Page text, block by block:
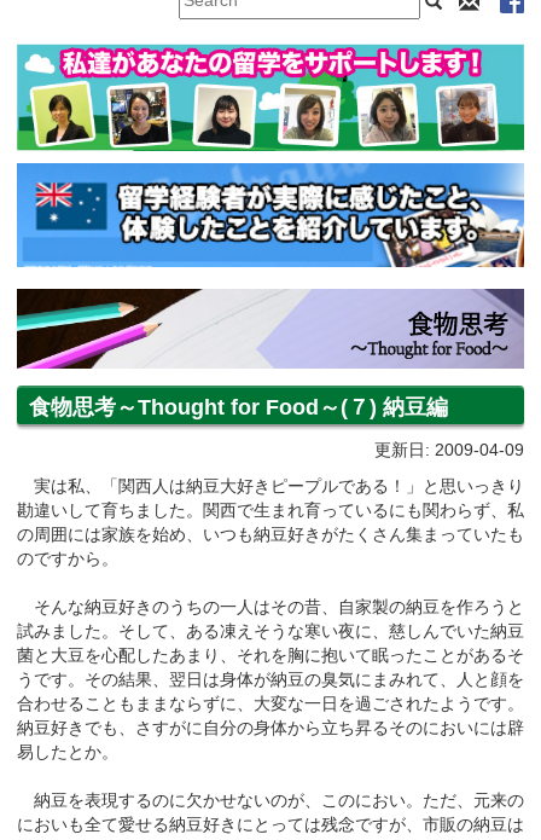
食物思考～Thought for Food～(７) 納豆編
更新日: 2009-04-09
実は私、「関西人は納豆大好きピープルである！」と思いっきり
勘違いして育ちました。関西で生まれ育っているにも関わらず、私
の周囲には家族を始め、いつも納豆好きがたくさん集まっていたも
のですから。
そんな納豆好きのうちの一人はその昔、自家製の納豆を作ろうと
試みました。そして、ある凍えそうな寒い夜に、慈しんでいた納豆
菌と大豆を心配したあまり、それを胸に抱いて眠ったことがあるそ
うです。その結果、翌日は身体が納豆の臭気にまみれて、人と顔を
合わせることもままならずに、大変な一日を過ごされたようです。
納豆好きでも、さすがに自分の身体から立ち昇るそのにおいには辟
易したとか。
納豆を表現するのに欠かせないのが、このにおい。ただ、元来の
においも全て愛せる納豆好きにとっては残念ですが、市販の納豆は